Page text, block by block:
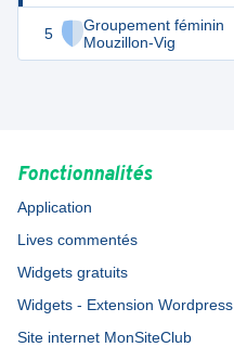
5
Groupement féminin
Mouzillon-Vig
0
Fonctionnalités
Application
Lives commentés
Widgets gratuits
Widgets - Extension Wordpress
Site internet MonSiteClub